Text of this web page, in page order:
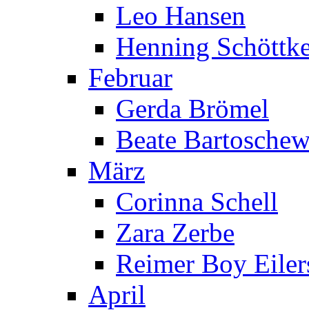
Leo Hansen
Henning
Februar
Gerda Brömel
Beate
März
Corinna Schell
Zara Zerbe
Reimer Boy
April